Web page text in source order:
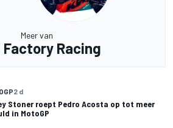
Meer van
Factory Racing
2 d
Stoner roept Pedro Acosta op tot meer
in MotoGP